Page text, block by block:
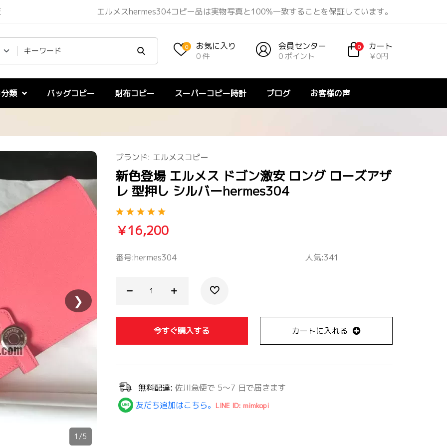
エルメスhermes304コピー品は実物写真と100%一致することを保証しています。
0 お気に入り
0 件
会員センター
0 ポイント
0 カート
￥0円
類 バッグコピー 財布コピー スーパーコピー時計 ブログ お客様の声
❯
1/5
ブランド: エルメスコピー
新色登場 エルメス ドゴン激安 ロング ローズアザ
レ 型押し シルバーhermes304
￥16,200
番号:hermes304 人気:341
今すぐ購入する カートに入れる
無料配達: 佐川急便で 5～7 日で届きます
友だち追加はこちら。 LINE ID: mimkopi